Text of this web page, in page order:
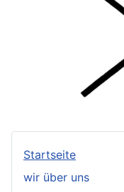
Startseite
wir über uns